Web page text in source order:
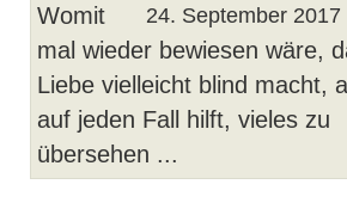
24. September 2017
Womit
mal wieder bewiesen wäre,
Liebe vielleicht blind macht,
auf jeden Fall hilft, vieles zu
übersehen ...